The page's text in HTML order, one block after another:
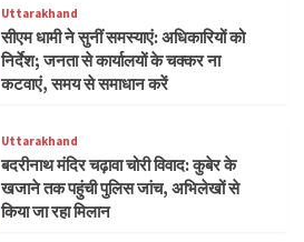
Uttarakhand
सीएम धामी ने सुनीं समस्याएं: अधिकारियों को
निर्देश; जनता से कार्यालयों के चक्कर ना
कटवाएं, समय से समाधान करें
Uttarakhand
बदरीनाथ मंदिर चढ़ावा चोरी विवाद: कुबेर के
खजाने तक पहुंची पुलिस जांच, अभिलेखों से
किया जा रहा मिलान